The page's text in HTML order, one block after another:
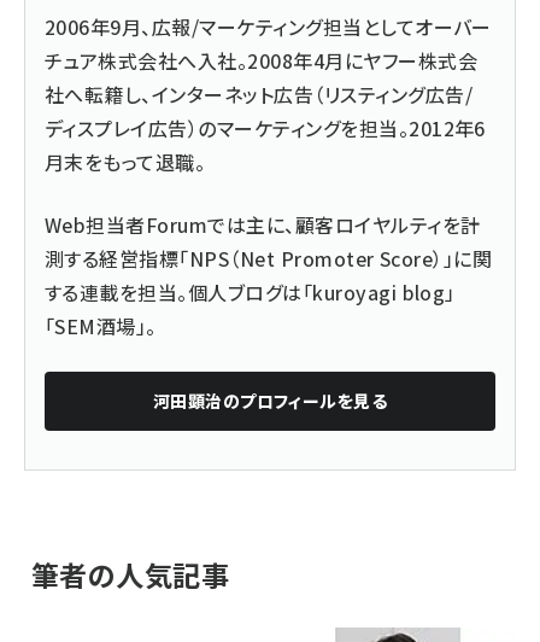
2006年9月、広報/マーケティング担当としてオーバー
チュア株式会社へ入社。2008年4月にヤフー株式会
社へ転籍し、インターネット広告（リスティング広告/
ディスプレイ広告）のマーケティングを担当。2012年6
月末をもって退職。
Web担当者Forumでは主に、 顧客ロイヤルティを計
測する経営指標「NPS（Net Promoter Score）」に関
する連載を担当。個人ブログは「kuroyagi blog 」
「SEM酒場 」。
河田顕治のプロフィールを見る
筆者の人気記事